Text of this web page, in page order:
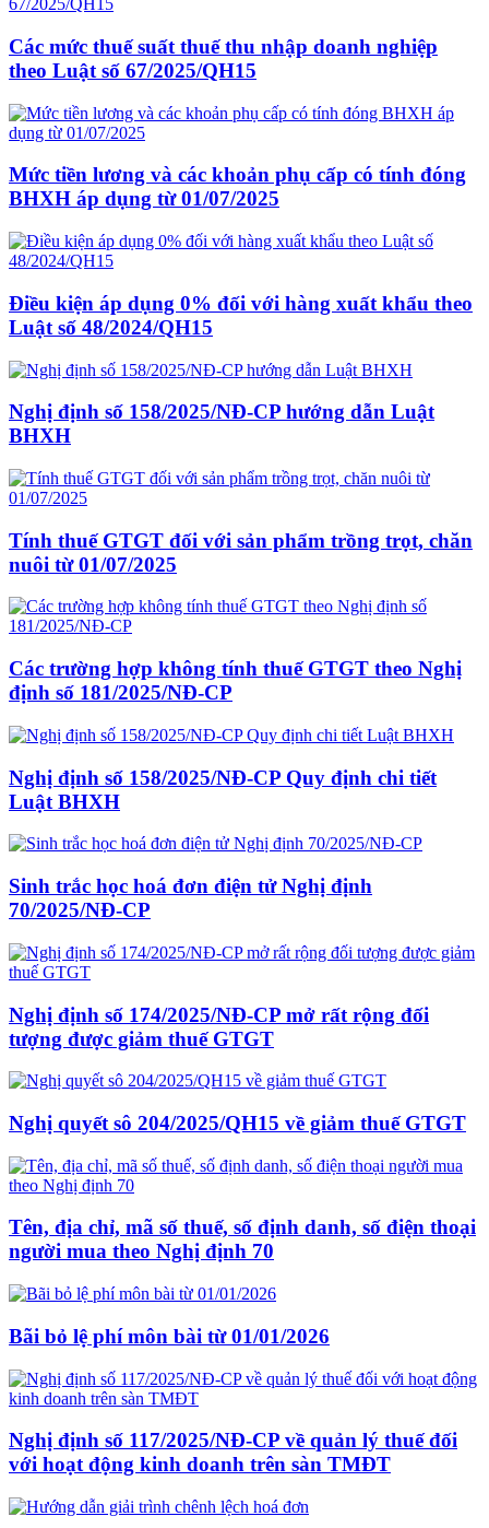
Các mức thuế suất thuế thu nhập doanh nghiệp
theo Luật số 67/2025/QH15
Mức tiền lương và các khoản phụ cấp có tính đóng
BHXH áp dụng từ 01/07/2025
Điều kiện áp dụng 0% đối với hàng xuất khẩu theo
Luật số 48/2024/QH15
Nghị định số 158/2025/NĐ-CP hướng dẫn Luật
BHXH
Tính thuế GTGT đối với sản phẩm trồng trọt, chăn
nuôi từ 01/07/2025
Các trường hợp không tính thuế GTGT theo Nghị
định số 181/2025/NĐ-CP
Nghị định số 158/2025/NĐ-CP Quy định chi tiết
Luật BHXH
Sinh trắc học hoá đơn điện tử Nghị định
70/2025/NĐ-CP
Nghị định số 174/2025/NĐ-CP mở rất rộng đối
tượng được giảm thuế GTGT
Nghị quyết sô 204/2025/QH15 về giảm thuế GTGT
Tên, địa chỉ, mã số thuế, số định danh, số điện thoại
người mua theo Nghị định 70
Bãi bỏ lệ phí môn bài từ 01/01/2026
Nghị định số 117/2025/NĐ-CP về quản lý thuế đối
với hoạt động kinh doanh trên sàn TMĐT